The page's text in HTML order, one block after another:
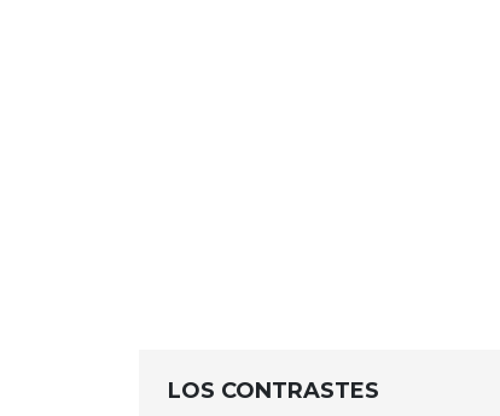
LOS CONTRASTES